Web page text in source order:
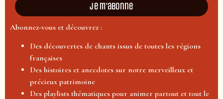
Je m'abonne
Abonnez-vous et découvrez :
Des découvertes de chants issus de toutes les régions
françaises
Des histoires et anecdotes sur notre merveilleux et
précieux patrimoine
Des playlists thématiques pour animer partout et tout le